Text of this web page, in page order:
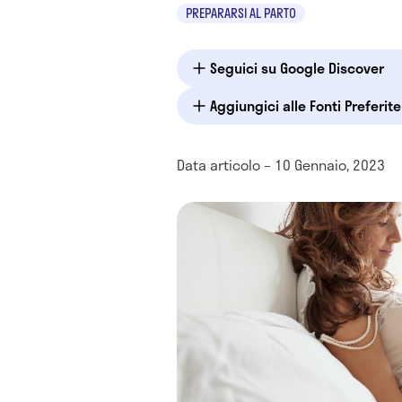
PREPARARSI AL PARTO
Seguici su Google Discover
Aggiungici alle Fonti
Data articolo – 10 Gennaio, 2023